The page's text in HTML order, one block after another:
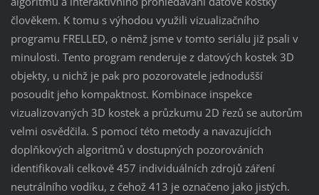
člověkem. K tomu s výhodou využili vizualizačního
programu FRELLED, o němž jsme v tomto seriálu již psali v
minulosti. Tento program renderuje z datových kostek 3D
objekty, u nichž je pak pro pozorovatele jednodušší
posoudit jeho kompaktnost. Kombinace inspekce
vizualizovaných 3D kostek a průzkumu 2D řezů se autorům
velmi osvědčila. S pomocí této metody a navazujících
doplňkových algoritmů v dostupných pozorováních
identifikovali celkově 457 individuálních zdrojů záření
neutrálního vodíku, z čehož 413 je označeno jako jistých.